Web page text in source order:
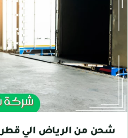
شحن من الرياض الي قطر